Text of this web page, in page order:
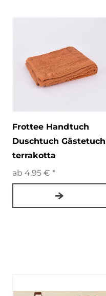
Frottee Handtuch
Duschtuch Gästetuch
terrakotta
ab 4,95 € *